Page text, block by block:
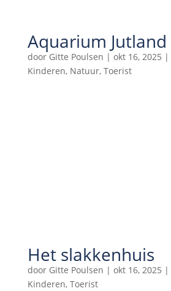
Aquarium Jutland
door Gitte Poulsen | okt 16, 2025 |
Kinderen, Natuur, Toerist
Het slakkenhuis
door Gitte Poulsen | okt 16, 2025 |
Kinderen, Toerist